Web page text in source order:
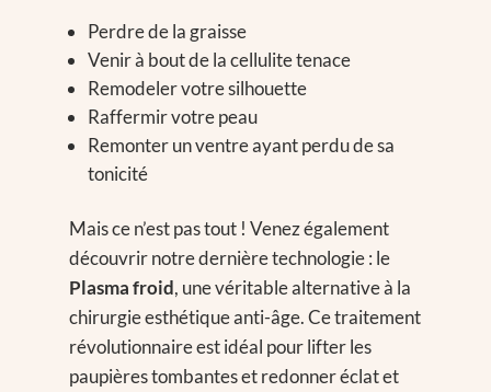
Perdre de la graisse
Venir à bout de la cellulite tenace
Remodeler votre silhouette
Raffermir votre peau
Remonter un ventre ayant perdu de sa
tonicité
Mais ce n’est pas tout ! Venez également
découvrir notre dernière technologie : le
Plasma froid, une véritable alternative à la
chirurgie esthétique anti-âge. Ce traitement
révolutionnaire est idéal pour lifter les
paupières tombantes et redonner éclat et